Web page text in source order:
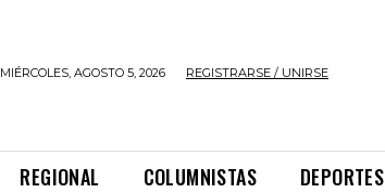
MIÉRCOLES, AGOSTO 5, 2026 REGISTRARSE / UNIRSE
REGIONAL COLUMNISTAS DEPORTES